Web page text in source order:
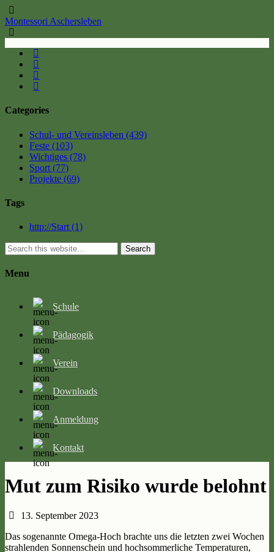
Montessori Aschersleben
Categories
Schul- und Vereinsleben (439)
Feste (103)
Wichtiges (78)
Sport (77)
Projekte (69)
Tags
http://Start (1)
Search
Menu
Schule
Pädagogik
Verein
Downloads
Anmeldung
Kontakt
Mut zum Risiko wurde belohnt
13. September 2023
Das sogenannte Omega-Hoch brachte uns die letzten zwei Wochen
strahlenden Sonnenschein und hochsommerliche Temperaturen,